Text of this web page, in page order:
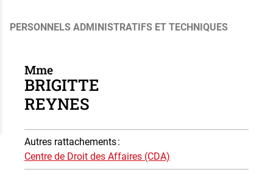
PERSONNELS ADMINISTRATIFS ET TECHNIQUES
Mme
BRIGITTE
REYNES
Autres rattachements:
Centre de Droit des Affaires (CDA)